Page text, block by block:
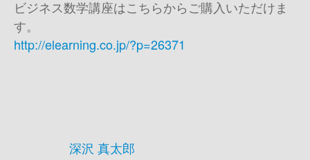
ビジネス数学講座はこちらからご購入いただけま
す。
http://elearning.co.jp/?p=26371
深沢 真太郎